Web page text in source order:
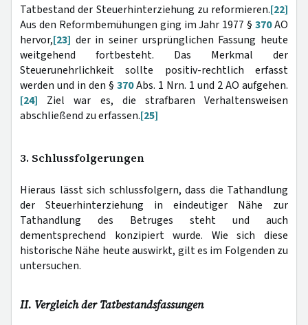
Tatbestand der Steuerhinterziehung zu reformieren.[22]
Aus den Reformbemühungen ging im Jahr 1977 §370AO
hervor,[23] der in seiner ursprünglichen Fassung heute
weitgehend fortbesteht. Das Merkmal der
Steuerunehrlichkeit sollte positiv-rechtlich erfasst
werden und in den § 370Abs. 1 Nrn. 1 und 2 AO aufgehen.
[24] Ziel war es, die strafbaren Verhaltensweisen
abschließend zu erfassen.[25]
3. Schlussfolgerungen
Hieraus lässt sich schlussfolgern, dass die Tathandlung
der Steuerhinterziehung in eindeutiger Nähe zur
Tathandlung des Betruges steht und auch
dementsprechend konzipiert wurde. Wie sich diese
historische Nähe heute auswirkt, gilt es im Folgenden zu
untersuchen.
II. Vergleich der Tatbestandsfassungen